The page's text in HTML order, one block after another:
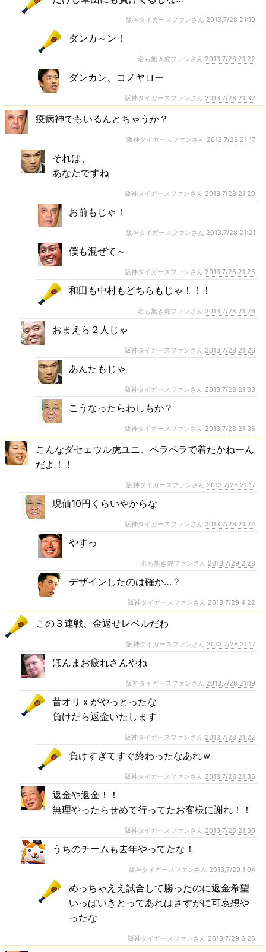
阪神タイガースファンさん 2013,7/28 21:19
ダンカ～ン！
名も無き虎ファンさん 2013,7/28 21:22
ダンカン、コノヤロー
阪神タイガースファンさん 2013,7/28 21:32
疫病神でもいるんとちゃうか？
阪神タイガースファンさん 2013,7/28 21:17
それは、
あなたですね
阪神タイガースファンさん 2013,7/28 21:20
お前もじゃ！
阪神タイガースファンさん 2013,7/28 21:21
僕も混ぜて～
阪神タイガースファンさん 2013,7/28 21:25
和田も中村もどちらもじゃ！！！
名も無き虎ファンさん 2013,7/28 21:26
おまえら２人じゃ
阪神タイガースファンさん 2013,7/28 21:26
あんたもじゃ
阪神タイガースファンさん 2013,7/28 21:33
こうなったらわしもか？
阪神タイガースファンさん 2013,7/28 21:36
こんなダセェウル虎ユニ、ペラペラで着たかねーん
だよ！！
阪神タイガースファンさん 2013,7/28 21:17
現価10円くらいやからな
阪神タイガースファンさん 2013,7/28 21:24
やすっ
名も無き虎ファンさん 2013,7/29 2:28
デザインしたのは確か…？
阪神タイガースファンさん 2013,7/29 4:22
この３連戦、金返せレベルだわ
阪神タイガースファンさん 2013,7/28 21:17
ほんまお疲れさんやね
阪神タイガースファンさん 2013,7/28 21:19
昔オリｘがやっとったな
負けたら返金いたします
阪神タイガースファンさん 2013,7/28 21:22
負けすぎてすぐ終わったなあれｗ
阪神タイガースファンさん 2013,7/28 21:36
返金や返金！！
無理やったらせめて行ってたお客様に謝れ！！
阪神タイガースファンさん 2013,7/28 21:30
うちのチームも去年やってたな！
阪神タイガースファンさん 2013,7/29 1:04
めっちゃええ試合して勝ったのに返金希望
いっぱいきとってあれはさすがに可哀想や
ったな
阪神タイガースファンさん 2013,7/29 6:26